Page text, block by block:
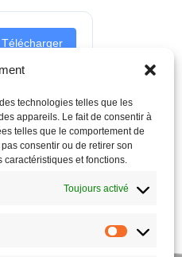
technologies telles que les
appareils. Le fait de consentir à
telles que le comportement de
consentir ou de retirer son
caractéristiques et fonctions.
Toujours activé
Télécharger